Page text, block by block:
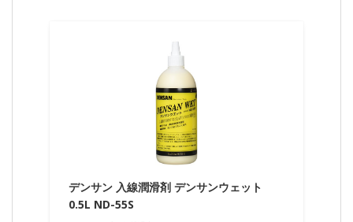
デンサン 入線潤滑剤 デンサンウェット
0.5L ND-55S